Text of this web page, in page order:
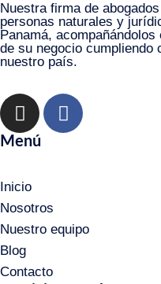
Nuestra firma de
personas naturales y
Panamá,
de su negocio cumpliendo
nuestro país.
Menú
Inicio
Nosotros
Nuestro equipo
Blog
Contacto